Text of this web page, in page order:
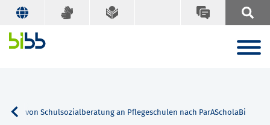
von Schulsozialberatung an Pflegeschulen nach ParAScholaBi